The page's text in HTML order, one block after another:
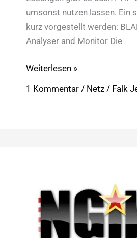
umsonst nutzen lassen. Ein
kurz vorgestellt werden:
Analyser and Monitor Die
SEO:
Weiterlesen »
1 Kommentar / Netz / Falk